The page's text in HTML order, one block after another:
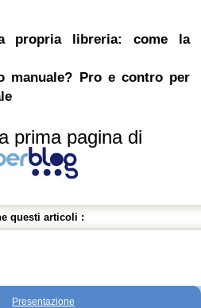
propria libreria: come la
manuale? Pro e contro per
prima pagina di
questi articoli :
Presentazione